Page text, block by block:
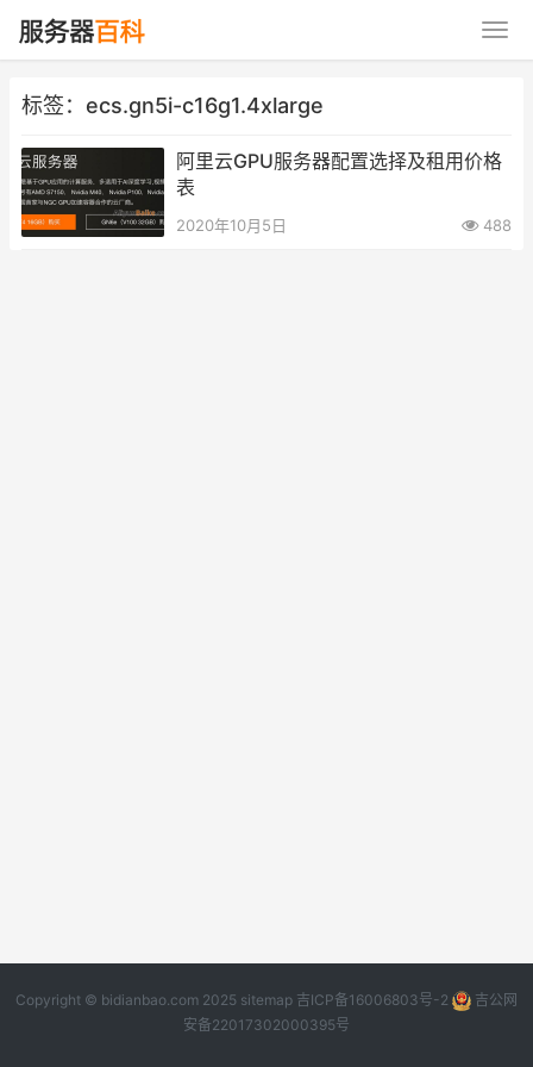
标签：ecs.gn5i-c16g1.4xlarge
阿里云GPU服务器配置选择及租用价格
表
2020年10月5日 488
Copyright © bidianbao.com 2025 sitemap 吉ICP备16006803号-2
吉公网
安备22017302000395号